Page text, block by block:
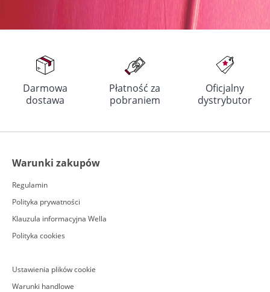
Darmowa
dostawa
Płatność za
pobraniem
Oficjalny
dystrybutor
Warunki zakupów
Regulamin
Polityka prywatności
Klauzula informacyjna Wella
Polityka cookies
Ustawienia plików cookie
Warunki handlowe